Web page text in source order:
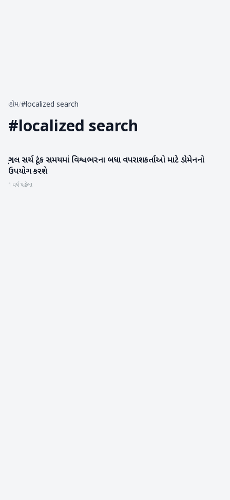
હોમ/#localized search
#localized search
ગેજેટ
ગૂગલ સર્ચ ટૂંક સમયમાં વિશ્વભરના બધા વપરાશકર્તાઓ માટે ડોમેનનો
ઉપયોગ કરશે
1 વર્ષ પહેલા